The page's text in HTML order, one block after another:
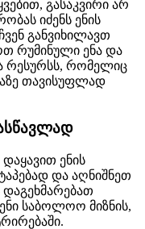
გასაკვირი არ
იძენს ენის
განვიხილავთ
რუმინული ენა და
რესურსს, რომელიც
თავისუფლად
დაყავით ენის
და აღნიშნეთ
საბოლოო მიზნის,